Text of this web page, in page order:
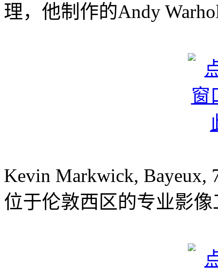
理，他制作的Andy
Kevin Markwick, Bayeux,
位于伦敦西区的专业影